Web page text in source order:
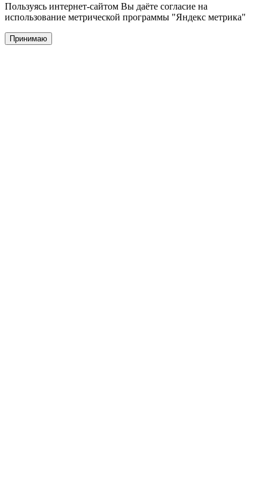
Пользуясь интернет-сайтом Вы даёте согласие на
использование метрической программы "Яндекс метрика"
Принимаю